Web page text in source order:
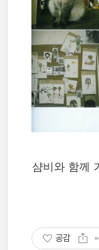
샴비와 함께
공감